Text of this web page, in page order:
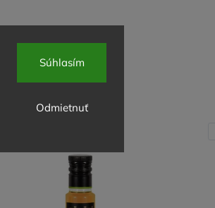
Odmietnuť
Súhlasím